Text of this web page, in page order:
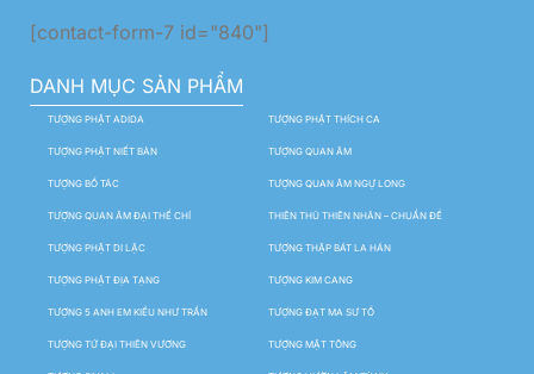
[contact-form-7 id="840"]
DANH MỤC SẢN PHẨM
TƯỢNG PHẬT ADIDA TƯỢNG PHẬT THÍCH CA
TƯỢNG PHẬT NIẾT BÀN TƯỢNG QUAN ÂM
TƯỢNG BỒ TÁC TƯỢNG QUAN ÂM NGỰ LONG
TƯỢNG QUAN ÂM ĐẠI THẾ CHÍ THIÊN THỦ THIÊN NHÃN – CHUẨN ĐỀ
TƯỢNG PHẬT DI LẶC TƯỢNG THẬP BÁT LA HÁN
TƯỢNG PHẬT ĐỊA TẠNG TƯỢNG KIM CANG
TƯỢNG 5 ANH EM KIỀU NHƯ TRẦN TƯỢNG ĐẠT MA SƯ TỔ
TƯỢNG TỨ ĐẠI THIÊN VƯƠNG TƯỢNG MẬT TÔNG